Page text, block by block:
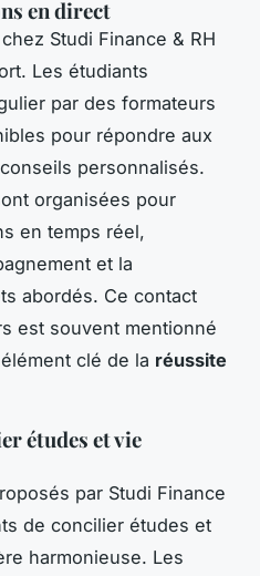
en direct
chez Studi Finance & RH
Les étudiants
par des formateurs
pour répondre aux
personnalisés.
organisées pour
en temps réel,
et la
abordés. Ce contact
est souvent mentionné
clé de la réussite
études et vie
par Studi Finance
de concilier études et
harmonieuse. Les